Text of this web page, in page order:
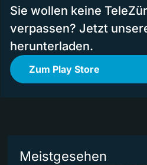
Sie wollen keine
verpassen? Jetzt
herunterladen.
Zum Play Store
Meistgesehen